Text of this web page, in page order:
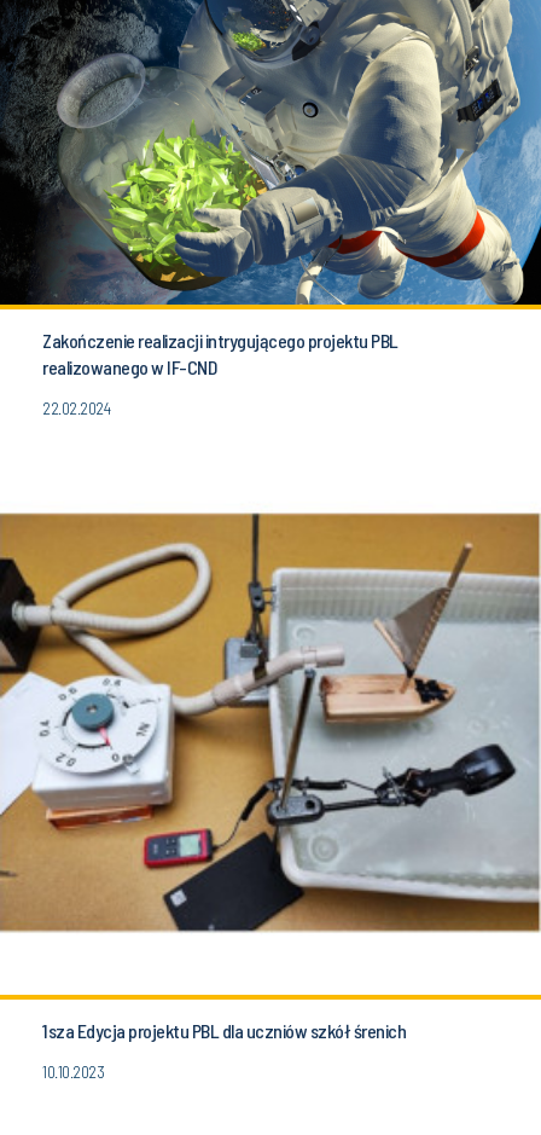
Zakończenie realizacji intrygującego projektu PBL
realizowanego w IF-CND
22.02.2024
1sza Edycja projektu PBL dla uczniów szkół śrenich
10.10.2023